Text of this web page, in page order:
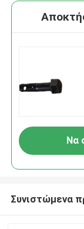
Να
Συνιστώμενα